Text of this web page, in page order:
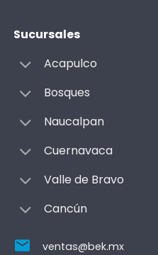
Sucursales
Acapulco
Bosques
Naucalpan
Cuernavaca
Valle de Bravo
Cancún
ventas@bek.mx